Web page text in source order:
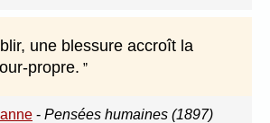
une blessure accroît la
propre.
- Pensées humaines (1897)